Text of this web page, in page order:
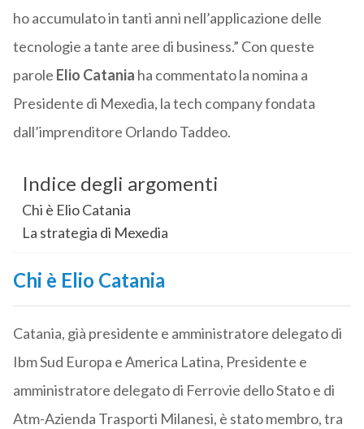
ho accumulato in tanti anni nell’applicazione delle
tecnologie a tante aree di business.” Con queste
parole Elio Catania ha commentato la nomina a
Presidente di Mexedia, la tech company fondata
dall’imprenditore Orlando Taddeo.
Indice degli argomenti
Chi è Elio Catania
La strategia di Mexedia
Chi è Elio Catania
Catania, già presidente e amministratore delegato di
Ibm Sud Europa e America Latina, Presidente e
amministratore delegato di Ferrovie dello Stato e di
Atm-Azienda Trasporti Milanesi, è stato membro, tra